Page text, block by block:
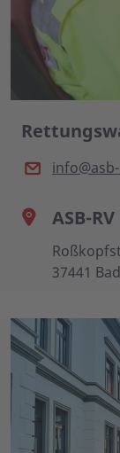
ASB-
37441